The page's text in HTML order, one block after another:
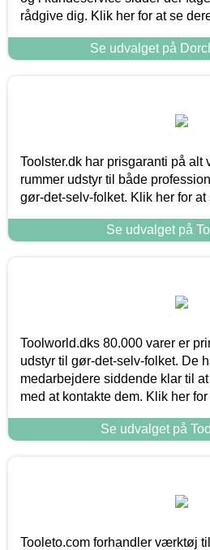
rådgive dig. Klik her for at se
Se udvalget på
Toolster.dk har prisgaranti på
rummer udstyr til både
gør-det-selv-folket. Klik her for at
Se udvalget på
Toolworld.dks 80.000 varer er
udstyr til gør-det-selv-folket. De
medarbejdere siddende klar til
med at kontakte dem. Klik her
Se udvalget på
Tooleto.com forhandler værktøj